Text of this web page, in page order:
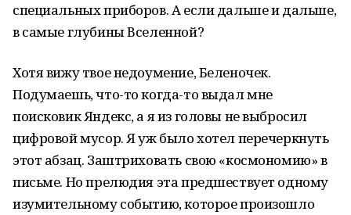
специальных приборов. А если дальше и дальше,
в самые глубины Вселенной?
Хотя вижу твое недоумение, Беленочек.
Подумаешь, что-то когда-то выдал мне
поисковик Яндекс, а я из головы не выбросил
цифровой мусор. Я уж было хотел перечеркнуть
этот абзац. Заштриховать свою «космономию» в
письме. Но прелюдия эта предшествует одному
изумительному событию, которое произошло